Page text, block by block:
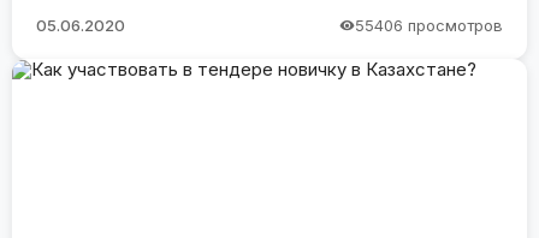
05.06.2020 55406 просмотров